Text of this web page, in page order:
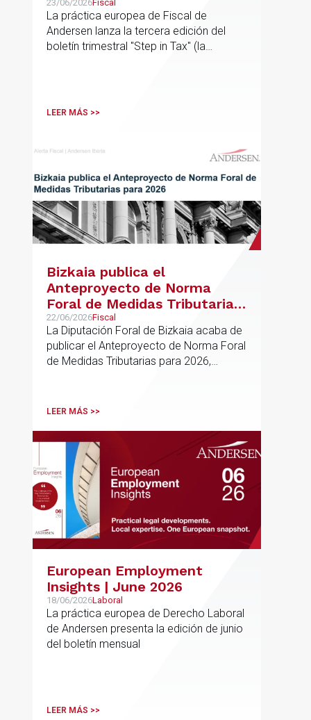
23/06/2026Fiscal
La práctica europea de Fiscal de
Andersen lanza la tercera edición del
boletín trimestral "Step in Tax" (la
internacionales de la UE
LEER MÁS >>
Bizkaia publica el
Anteproyecto de Norma
Foral de Medidas Tributarias
para 2026
22/06/2026Fiscal
La Diputación Foral de Bizkaia acaba de
publicar el Anteproyecto de Norma Foral
de Medidas Tributarias para 2026,
modificaciones que afectan
LEER MÁS >>
European Employment
Insights | June 2026
18/06/2026Laboral
La práctica europea de Derecho Laboral
de Andersen presenta la edición de junio
del boletín mensual
LEER MÁS >>